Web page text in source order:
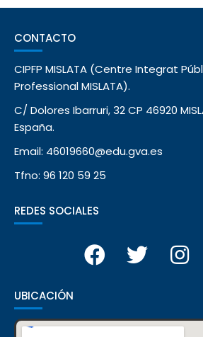
CONTACTO
CIPFP MISLATA (Centre Integrat
Professional MISLATA).
C/ Dolores Ibarruri, 32 CP 46920
España.
Email: 46019660@edu.gva.es
Tfno: 96 120 59 25
REDES SOCIALES
UBICACIÓN